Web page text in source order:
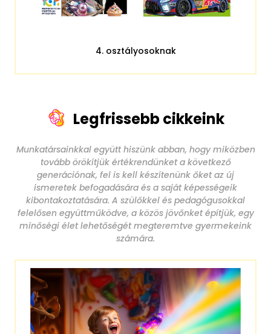
4. osztályosoknak
Legfrissebb cikkeink
Munkatársainkkal együtt hiszünk abban, hogy miközben
tovább örökítjük értékrendünket a következő
generációnak, fel is kell készítenünk őket az új
ismeretek befogadására és a saját képességeik
kibontakoztatására. A szülőkkel és pedagógusokkal
felelősen együttműködve, a közös jövőnket építjük, egy
minőségi élet lehetőségét megteremtve gyermekeink
számára.